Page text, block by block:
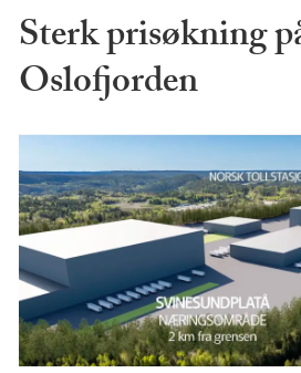
Sterk prisøkning
Oslofjorden